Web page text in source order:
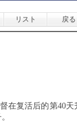
リスト 戻る
在复活后的第40天